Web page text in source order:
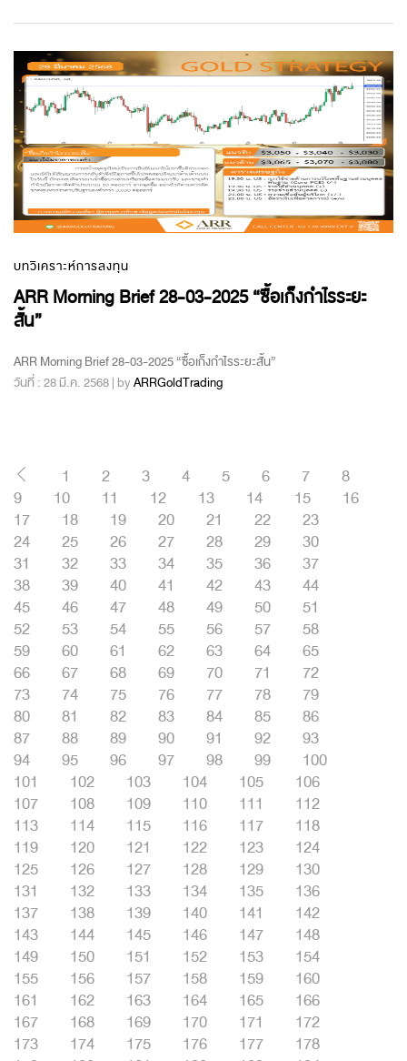
บทวิเคราะห์การลงทุน
ARR Morning Brief 28-03-2025 “ซื้อเก็งกำไรระยะ
สั้น”
ARR Morning Brief 28-03-2025 “ซื้อเก็งกำไรระยะสั้น”
วันที่ : 28 มี.ค. 2568 | byARRGoldTrading
1 2 3 4 5 6 7
8
9
10 11 12 13 14 15
16
17
18 19 20 21 22
23
24
25 26 27 28 29
30
31
32 33 34 35 36
37
38
39 40 41 42 43
44
45
46 47 48 49 50
51
52
53 54 55 56 57
58
59
60 61 62 63 64
65
66
67 68 69 70 71
72
73
74 75 76 77 78
79
80
81 82 83 84 85
86
87
88 89 90 91 92
93
94
95 96 97 98 99
100
101
102 103 104 105
106
107
108 109 110 111
112
113
114 115 116 117
118
119
120 121 122 123
124
125
126 127 128 129
130
131
132 133 134 135
136
137
138 139 140 141
142
143
144 145 146 147
148
149
150 151 152 153
154
155
156 157 158 159
160
161
162 163 164 165
166
167
168 169 170 171
172
173
174 175 176 177
178